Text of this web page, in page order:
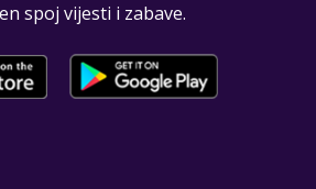
spoj vijesti i zabave.